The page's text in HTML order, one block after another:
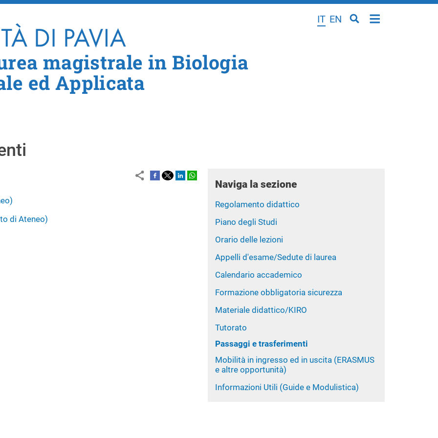
Salta al contenuto principale
IT EN
magistrale in Biologia
ed Applicata
di Ateneo)
Naviga la sezione
Regolamento didattico
Piano degli Studi
Orario delle lezioni
Appelli d'esame/Sedute di laurea
Calendario accademico
Formazione obbligatoria sicurezza
Materiale didattico/KIRO
Tutorato
Passaggi e trasferimenti
Mobilità in ingresso ed in uscita (ERASMUS
e altre opportunità)
Informazioni Utili (Guide e Modulistica)